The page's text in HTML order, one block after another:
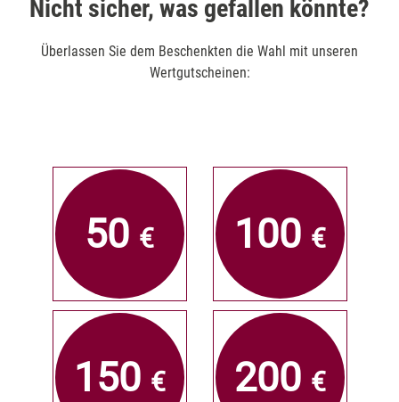
Nicht sicher, was gefallen könnte?
Überlassen Sie dem Beschenkten die Wahl mit unseren
Wertgutscheinen:
50 €
150 €
100 €
200 €